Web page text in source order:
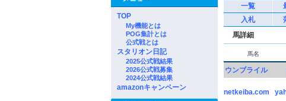
TOP
My機能とは
POG集計とは
公式戦とは
スタリオン日記
2025公式戦結果
2026公式戦募集
2024公式戦結果
amazonキャンペーン
一覧
入札
馬詳細
馬名
ウンブライル
netkeiba.com